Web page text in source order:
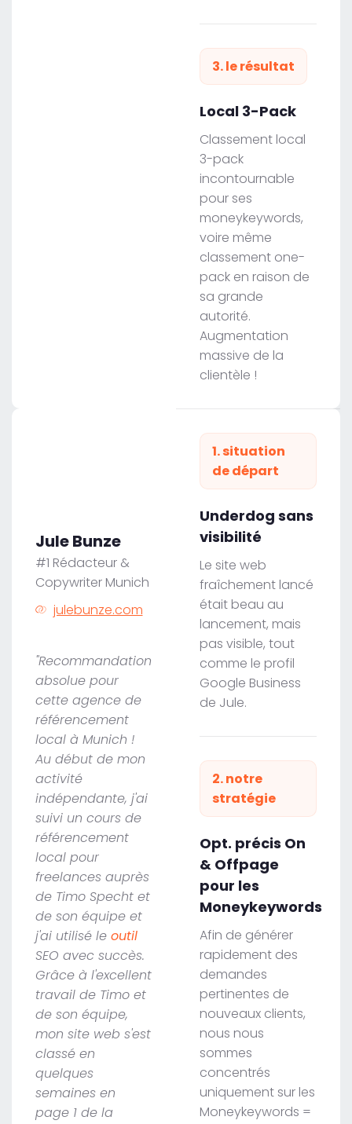
3. le résultat
Local 3-Pack
Classement local
3-pack
incontournable
pour ses
moneykeywords,
voire même
classement one-
pack en raison de
sa grande
autorité.
Augmentation
massive de la
clientèle !
Jule Bunze
#1 Rédacteur &
Copywriter Munich
julebunze.com
"Recommandation
absolue pour
cette agence de
référencement
local à Munich !
Au début de mon
activité
indépendante, j'ai
suivi un cours de
référencement
local pour
freelances auprès
de Timo Specht et
de son équipe et
j'ai utilisé le outil
SEO avec succès.
Grâce à l'excellent
travail de Timo et
de son équipe,
mon site web s'est
classé en
quelques
semaines en
page 1 de la
1. situation
de départ
Underdog sans
visibilité
Le site web
fraîchement lancé
était beau au
lancement, mais
pas visible, tout
comme le profil
Google Business
de Jule.
2. notre
stratégie
Opt. précis On
& Offpage
pour les
Moneykeywords
Afin de générer
rapidement des
demandes
pertinentes de
nouveaux clients,
nous nous
sommes
concentrés
uniquement sur les
Moneykeywords =